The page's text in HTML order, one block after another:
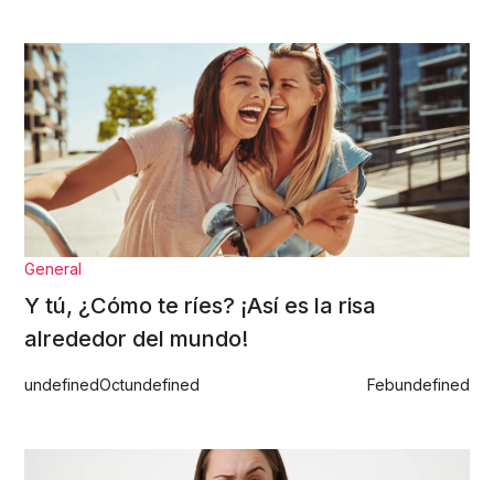
General
Y tú, ¿Cómo te ríes? ¡Así es la risa
alrededor del mundo!
undefinedOctundefined Febundefined